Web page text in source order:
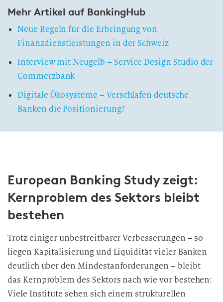
Mehr Artikel auf BankingHub
Neue Regeln für die Erbringung von
Finanzdienstleistungen in der Schweiz
Interview mit Neugelb – Service Design Studio der
Commerzbank
Digitale Ökosysteme – Verschlafen deutsche
Banken die Positionierung?
European Banking Study zeigt:
Kernproblem des Sektors bleibt
bestehen
Trotz einiger unbestreitbarer Verbesserungen – so
liegen Kapitalisierung und Liquidität vieler Banken
deutlich über den Mindestanforderungen – bleibt
das Kernproblem des Sektors nach wie vor bestehen:
Viele Institute sehen sich einem strukturellen